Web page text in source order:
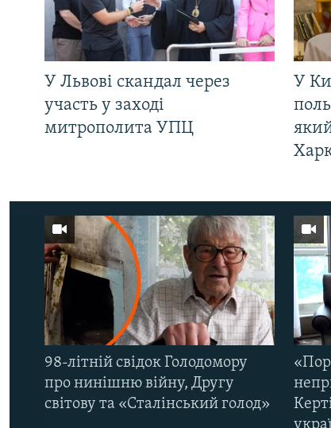
У Львові скандал через
участь у заході
митрополита УПЦ
У
98-літній свідок Голодомору
про нинішню війну, Другу
світову та «Сталінський голод»